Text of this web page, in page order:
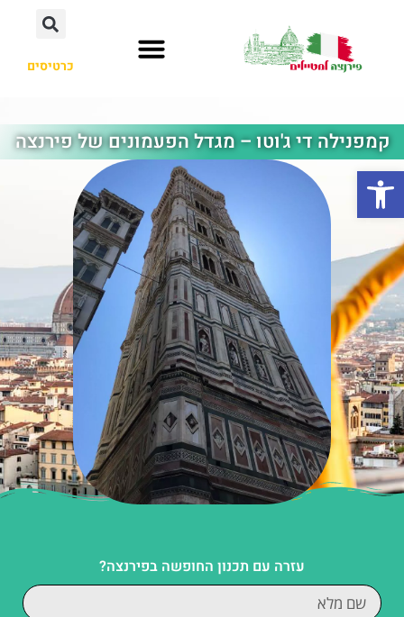
כרטיסים
קמפנילה די ג'וטו – מגדל הפעמונים של פירנצה
עזרה עם תכנון החופשה בפירנצה?
פתח סרגל נגישות